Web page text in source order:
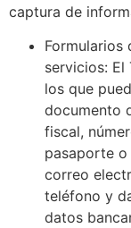
captura de
servicios:
los que
documento
fiscal,
pasaporte
correo
teléfono y
datos